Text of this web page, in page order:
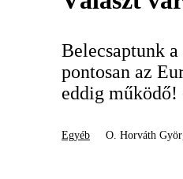
Belecsaptunk a
pontosan az
eddig működő!
Egyéb O. Horváth